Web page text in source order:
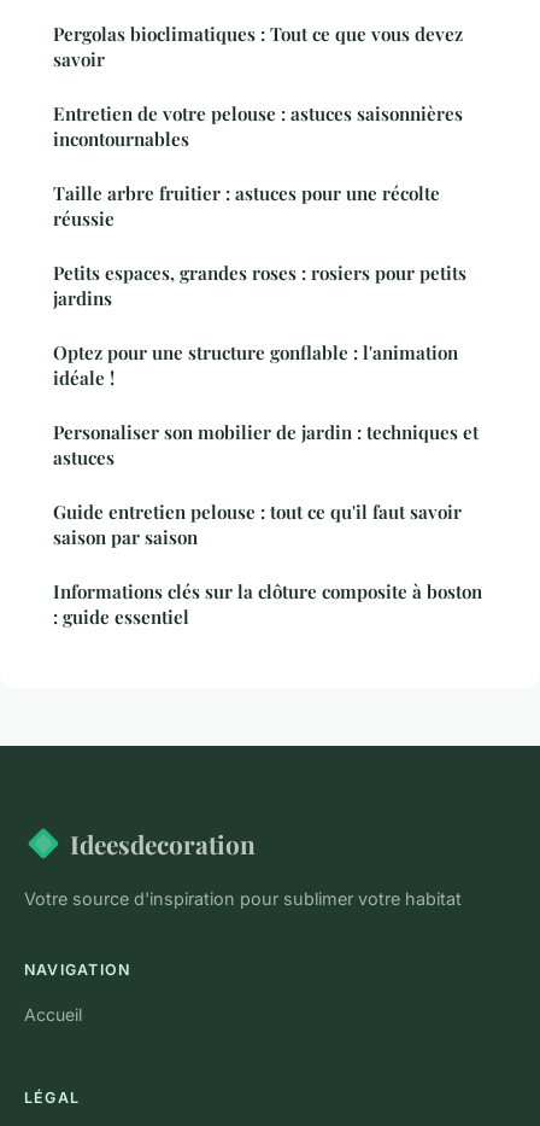
Pergolas bioclimatiques : Tout ce que vous devez
savoir
Entretien de votre pelouse : astuces saisonnières
incontournables
Taille arbre fruitier : astuces pour une récolte
réussie
Petits espaces, grandes roses : rosiers pour petits
jardins
Optez pour une structure gonflable : l'animation
idéale !
Personaliser son mobilier de jardin : techniques et
astuces
Guide entretien pelouse : tout ce qu'il faut savoir
saison par saison
Informations clés sur la clôture composite à boston
: guide essentiel
Ideesdecoration
Votre source d'inspiration pour sublimer votre habitat
NAVIGATION
Accueil
LÉGAL